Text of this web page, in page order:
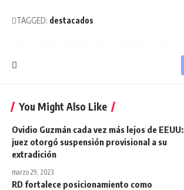
TAGGED: destacados
You Might Also Like
Ovidio Guzmán cada vez más lejos de EEUU:
juez otorgó suspensión provisional a su
extradición
marzo 29, 2023
RD fortalece posicionamiento como